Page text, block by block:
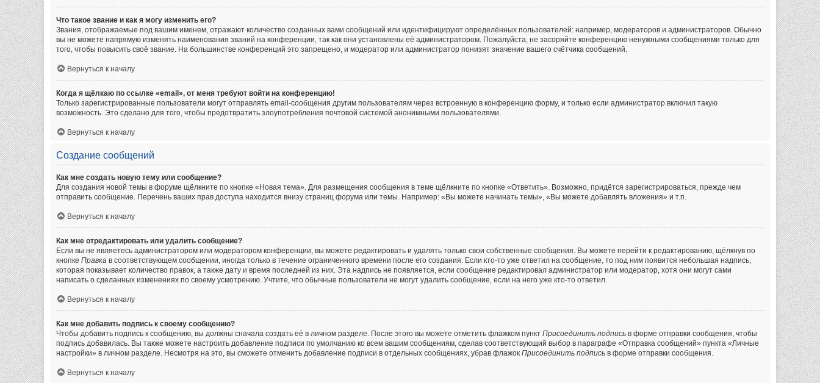
Что такое звание и как я могу изменить его?
Звания, отображаемые под вашим именем, отражают количество созданных вами сообщений или идентифицируют определённых пользователей: например, модераторов и администраторов. Обычно
вы не можете напрямую изменять наименования званий на конференции, так как они установлены её администратором. Пожалуйста, не засоряйте конференцию ненужными сообщениями только для
того, чтобы повысить своё звание. На большинстве конференций это запрещено, и модератор или администратор понизят значение вашего счётчика сообщений.
Вернуться к началу
Когда я щёлкаю по ссылке «email», от меня требуют войти на конференцию!
Только зарегистрированные пользователи могут отправлять email-сообщения другим пользователям через встроенную в конференцию форму, и только если администратор включил такую
возможность. Это сделано для того, чтобы предотвратить злоупотребления почтовой системой анонимными пользователями.
Вернуться к началу
Создание сообщений
Как мне создать новую тему или сообщение?
Для создания новой темы в форуме щёлкните по кнопке «Новая тема». Для размещения сообщения в теме щёлкните по кнопке «Ответить». Возможно, придётся зарегистрироваться, прежде чем
отправить сообщение. Перечень ваших прав доступа находится внизу страниц форума или темы. Например: «Вы можете начинать темы», «Вы можете добавлять вложения» и т.п.
Вернуться к началу
Как мне отредактировать или удалить сообщение?
Если вы не являетесь администратором или модератором конференции, вы можете редактировать и удалять только свои собственные сообщения. Вы можете перейти к редактированию, щёлкнув по
кнопке Правка в соответствующем сообщении, иногда только в течение ограниченного времени после его создания. Если кто-то уже ответил на сообщение, то под ним появится небольшая надпись,
которая показывает количество правок, а также дату и время последней из них. Эта надпись не появляется, если сообщение редактировал администратор или модератор, хотя они могут сами
написать о сделанных изменениях по своему усмотрению. Учтите, что обычные пользователи не могут удалить сообщение, если на него уже кто-то ответил.
Вернуться к началу
Как мне добавить подпись к своему сообщению?
Чтобы добавить подпись к сообщению, вы должны сначала создать её в личном разделе. После этого вы можете отметить флажком пункт Присоединить подпись в форме отправки сообщения, чтобы
подпись добавилась. Вы также можете настроить добавление подписи по умолчанию ко всем вашим сообщениям, сделав соответствующий выбор в параграфе «Отправка сообщений» пункта «Личные
настройки» в личном разделе. Несмотря на это, вы сможете отменить добавление подписи в отдельных сообщениях, убрав флажок Присоединить подпись в форме отправки сообщения.
Вернуться к началу